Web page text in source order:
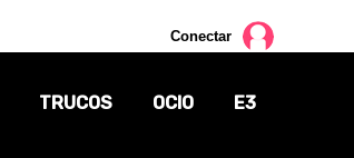
Conectar
TRUCOS OCIO E3